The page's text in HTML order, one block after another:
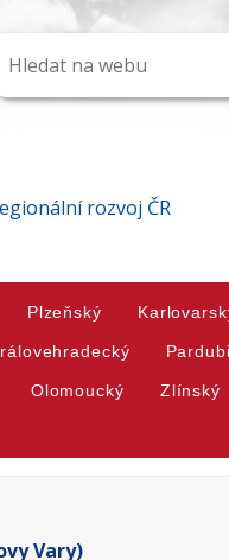
rozvoj ČR
Plzeňský
Olomoucký Zlínský
Vary)